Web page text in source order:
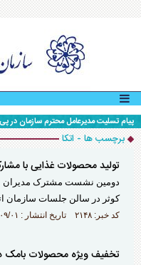
پیام تسلیت مدیرعامل محترم سازمان در
محرومیت زدایی سپاه حضرت ولی عصر
برچسب ها - اتکا
تولید محصولات غذایی با
دومین نشست مشترک مدیران
کوثر در سالن جلسات سازمان
کد خبر: ۲۱۴۸ تاریخ انتشار : ۱۴۰۲/۰۹/۰۱
تخفیف ویژه محصولات بامک